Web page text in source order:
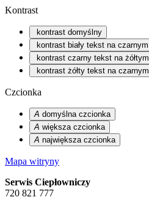
Kontrast
kontrast domyślny
kontrast biały tekst na czarnym
kontrast czarny tekst na żółtym
kontrast żółty tekst na czarnym
Czcionka
A domyślna czcionka
A większa czcionka
A największa czcionka
Mapa witryny
Serwis Ciepłowniczy
720 821 777